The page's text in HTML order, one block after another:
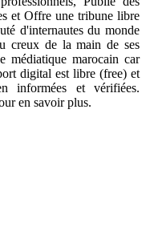
et Offre une tribune libre
d'internautes du monde
creux de la main de ses
médiatique marocain car
digital est libre (free) et
informées et vérifiées.
en savoir plus.